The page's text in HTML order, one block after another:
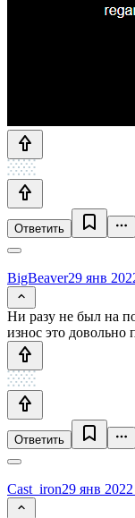
Ответить
BigBeaver29 янв
Ни разу не был на
износ это
Ответить
Cast_iron29 янв